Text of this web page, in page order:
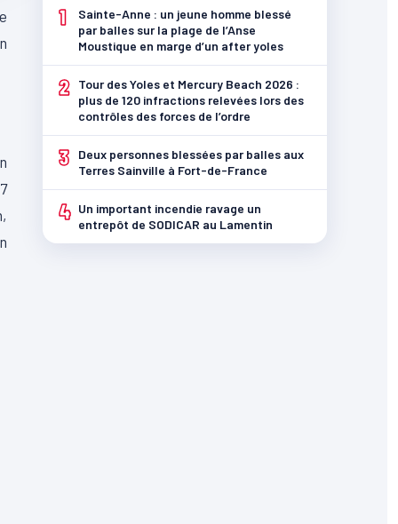
1
Sainte-Anne : un jeune homme blessé
par balles sur la plage de l’Anse
Moustique en marge d’un after yoles
2
Tour des Yoles et Mercury Beach 2026 :
plus de 120 infractions relevées lors des
contrôles des forces de l’ordre
3
Deux personnes blessées par balles aux
Terres Sainville à Fort-de-France
4 Un important incendie ravage un
entrepôt de SODICAR au Lamentin